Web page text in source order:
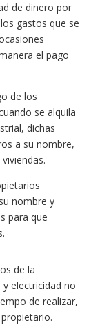
de dinero por
gastos que se
el pago
de los
se alquila
dichas
a su nombre,
nombre y
para que
de la
electricidad no
de realizar,